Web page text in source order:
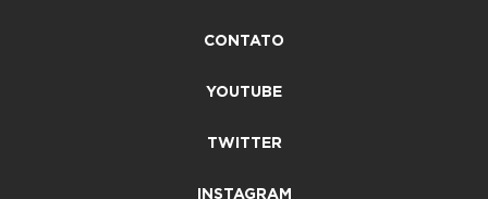
CONTATO
YOUTUBE
TWITTER
INSTAGRAM